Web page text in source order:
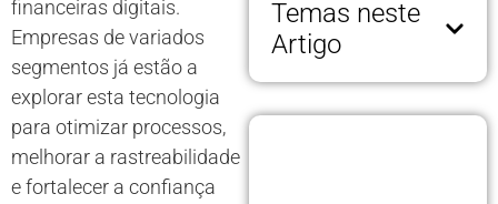
financeiras digitais.
Empresas de variados
segmentos já estão a
explorar esta tecnologia
para otimizar processos,
melhorar a rastreabilidade
e fortalecer a confiança
Temas neste
Artigo